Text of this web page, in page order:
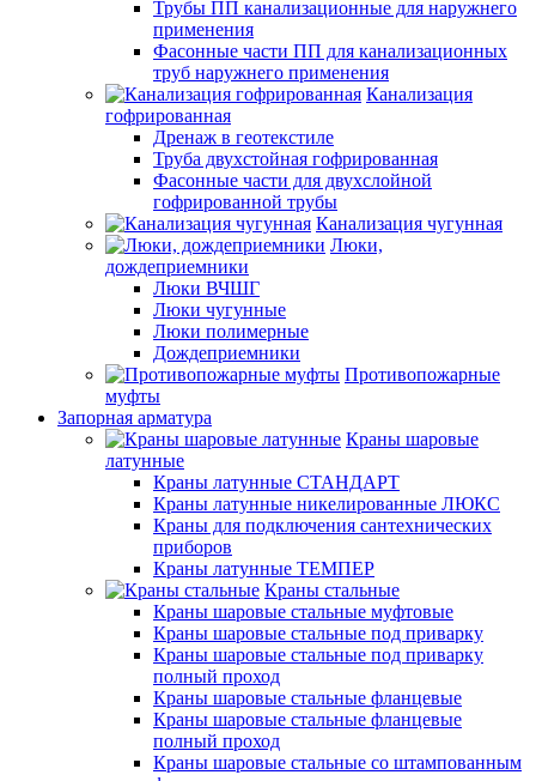
Трубы ПП канализационные для наружнего
применения
Фасонные части ПП для канализационных
труб наружнего применения
Канализация
гофрированная
Дренаж в геотекстиле
Труба двухстойная гофрированная
Фасонные части для двухслойной
гофрированной трубы
Канализация чугунная
Люки,
дождеприемники
Люки ВЧШГ
Люки чугунные
Люки полимерные
Дождеприемники
Противопожарные
муфты
Запорная арматура
Краны шаровые
латунные
Краны латунные СТАНДАРТ
Краны латунные никелированные ЛЮКС
Краны для подключения сантехнических
приборов
Краны латунные ТЕМПЕР
Краны стальные
Краны шаровые стальные муфтовые
Краны шаровые стальные под приварку
Краны шаровые стальные под приварку
полный проход
Краны шаровые стальные фланцевые
Краны шаровые стальные фланцевые
полный проход
Краны шаровые стальные со штампованным